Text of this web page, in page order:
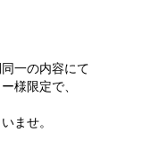
一の内容にて
様限定で、
ませ。